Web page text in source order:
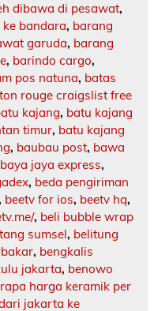
dibawa di pesawat,
bandara, barang
garuda, barang
, barindo cargo,
pos natuna, batas
rouge craigslist free
kajang, batu kajang
timur, batu kajang
, baubau post, bawa
baya jaya express,
, beda pengiriman
beetv for ios, beetv hq,
, beli bubble wrap
sumsel, belitung
, bengkalis
jakarta, benowo
harga keramik per
jakarta ke